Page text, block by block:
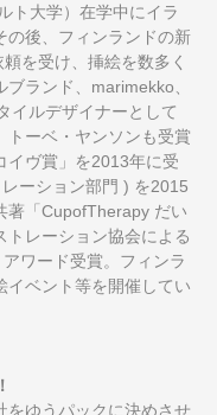
ト大学）在学中にイラ
の後、フィンランドの新
を受け、挿絵を数多く
ランド、marimekko、
イルデザイナーとして
トーベ・ヤンソンも受賞
イヴ賞」を2013年に受
ーション部門 ) を2015
著「CupofTherapy だい
トレーション協会による
ワード受賞。フィンラ
イベント等を開催してい
をゆうパックに決めさせ